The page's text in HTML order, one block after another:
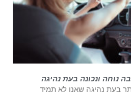
נוחה ונכונה בעת נהיגה
בעת נהיגה שאנו לא תמיד